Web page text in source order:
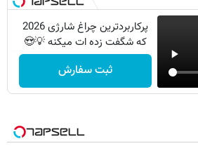
پرکاربردترین چراغ شارژی 2026
که شگفت زده ات میکنه 💡😍
ثبت سفارش